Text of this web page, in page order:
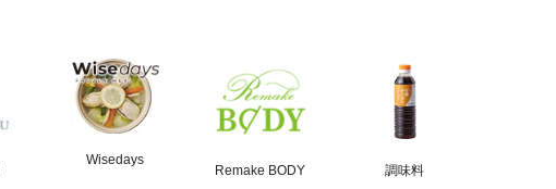
Wisedays
Remake BODY 調味料